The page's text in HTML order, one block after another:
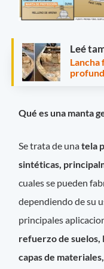
Leé
Lancha
Qué es una manta
Se trata de unatela
sintéticas,
cuales se pueden
dependiendo de su
principales
refuerzo de
capas de materiales,